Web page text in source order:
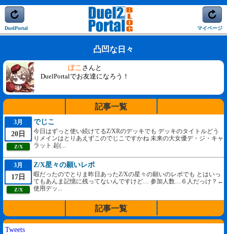
DuelPortal マイページ
凸凹な日々
ぼこ さんと
DuelPortalでお友達になろう！
記事一覧
3月
20日
Z/X
でじこ
今日はずっと使い続けてるZ/XRのデッキでも デッキのタイトルどう
りメインはとりあえずこのでじこですかね 未来の大女優デ・ジ・キャ
ラット 起(...
3月
17日
Z/X
Z/X星々の願いレポ
暇だったのでとりま昨日あったZ/Xの星々の願いのレポでも とはいっ
てもあんま記憶に残ってないんですけど… 参加人数…６人だっけ？←
使用デッ...
記事一覧
Tweets